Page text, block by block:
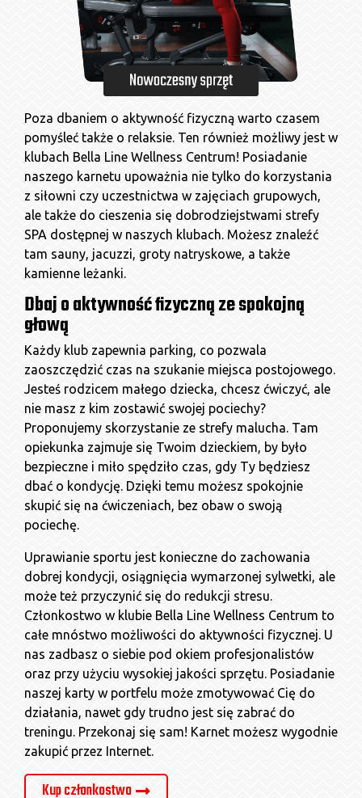
Poza dbaniem o aktywność fizyczną warto czasem
pomyśleć także o relaksie. Ten również możliwy jest w
klubach Bella Line Wellness Centrum! Posiadanie
naszego karnetu upoważnia nie tylko do korzystania
z siłowni czy uczestnictwa w zajęciach grupowych,
ale także do cieszenia się dobrodziejstwami strefy
SPA dostępnej w naszych klubach. Możesz znaleźć
tam sauny, jacuzzi, groty natryskowe, a także
kamienne leżanki.
Dbaj o aktywność fizyczną ze spokojną
głową
Każdy klub zapewnia parking, co pozwala
zaoszczędzić czas na szukanie miejsca postojowego.
Jesteś rodzicem małego dziecka, chcesz ćwiczyć, ale
nie masz z kim zostawić swojej pociechy?
Proponujemy skorzystanie ze strefy malucha. Tam
opiekunka zajmuje się Twoim dzieckiem, by było
bezpieczne i miło spędziło czas, gdy Ty będziesz
dbać o kondycję. Dzięki temu możesz spokojnie
skupić się na ćwiczeniach, bez obaw o swoją
pociechę.
Uprawianie sportu jest konieczne do zachowania
dobrej kondycji, osiągnięcia wymarzonej sylwetki, ale
może też przyczynić się do redukcji stresu.
Członkostwo w klubie Bella Line Wellness Centrum to
całe mnóstwo możliwości do aktywności fizycznej. U
nas zadbasz o siebie pod okiem profesjonalistów
oraz przy użyciu wysokiej jakości sprzętu. Posiadanie
naszej karty w portfelu może zmotywować Cię do
działania, nawet gdy trudno jest się zabrać do
treningu. Przekonaj się sam! Karnet możesz wygodnie
zakupić przez Internet.
Kup członkostwo